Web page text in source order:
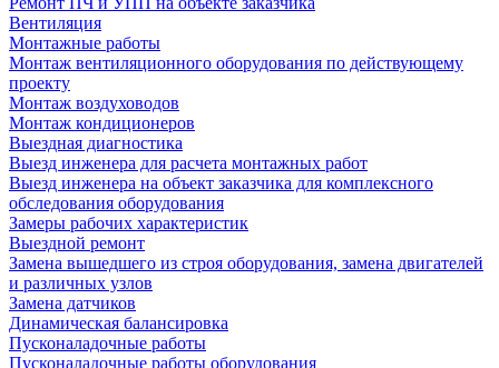
Вентиляция
Монтажные работы
Монтаж вентиляционного оборудования по действующему
проекту
Монтаж воздуховодов
Монтаж кондиционеров
Выездная диагностика
Выезд инженера для расчета монтажных работ
Выезд инженера на объект заказчика для комплексного
обследования оборудования
Замеры рабочих характеристик
Выездной ремонт
Замена вышедшего из строя оборудования, замена двигателей
и различных узлов
Замена датчиков
Динамическая балансировка
Пусконаладочные работы
Пусконаладочные работы оборудования